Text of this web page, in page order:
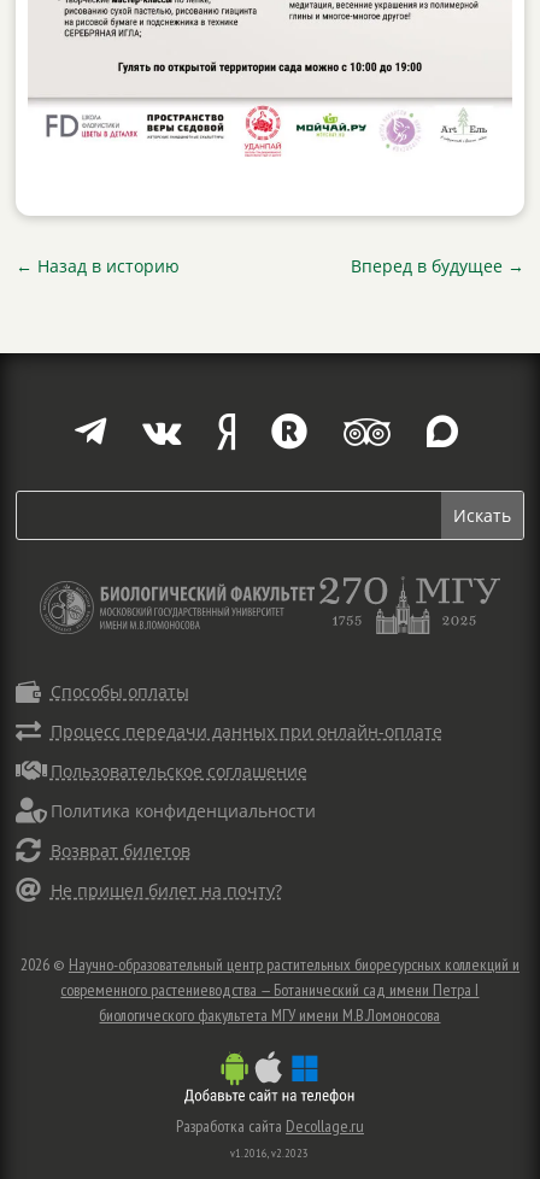
← Назад в историю Вперед в будущее→
     
 Способы оплаты
 Процесс передачи данных при онлайн-оплате
 Пользовательское соглашение
 Политика конфиденциальности
 Возврат билетов
 Не пришел билет на почту?
2026 © Научно-образовательный центр растительных биоресурсных коллекций и
современного растениеводства — Ботанический сад имени Петра I
биологического факультета МГУ имени М.В.Ломоносова
Разработка сайта Decollage.ru
v1.2016, v2.2023